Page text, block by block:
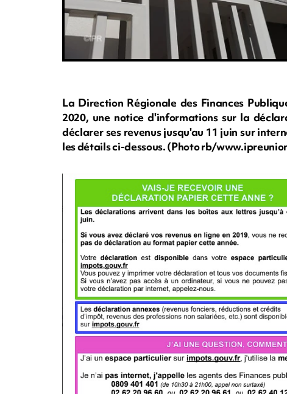
La Direction Régionale des Finances
2020, une notice d'informations sur la
déclarer ses revenus jusqu'au 11 juin sur
les détails ci-dessous. (Photo rb/